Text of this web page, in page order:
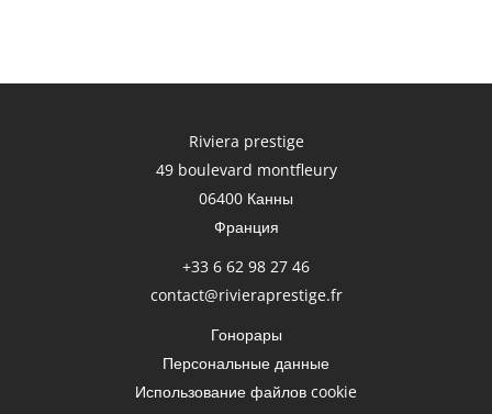
Riviera prestige
49 boulevard montfleury
06400 Канны
Франция
+33 6 62 98 27 46
contact@rivieraprestige.fr
Гонорары
Персональные данные
Использование файлов cookie